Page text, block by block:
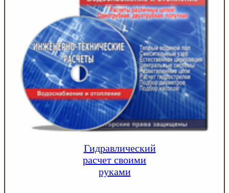
Гидравлический
расчет своими
руками